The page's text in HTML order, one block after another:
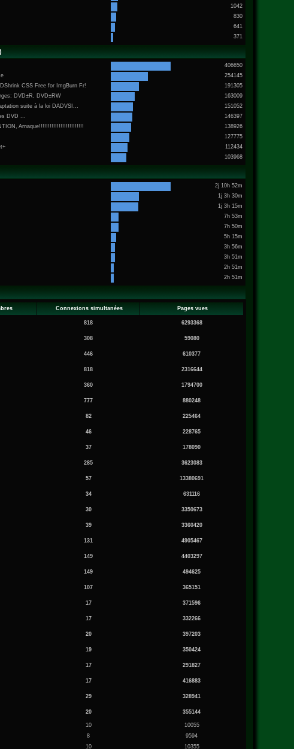
1042
830
641
371
406650
254145
CSS Free for ImgBurn Fr!
191305
DVD±R, DVD±RW
163009
suite à la loi DADVSI...
151052
DVD ...
146397
Arnaque!!!!!!!!!!!!!!!!!!!!!!!!!
138926
127775
112434
103968
2j 10h 52m
1j 3h 30m
1j 3h 15m
7h 53m
7h 50m
5h 15m
3h 56m
3h 51m
2h 51m
2h 51m
Connexions simultanées Pages vues
818 6293368
308 59080
446 610377
818 2316644
360 1794700
777 880248
82 225464
46 228765
37 178090
285 3623083
57 13380691
34 631116
30 3350673
39 3360420
131 4905467
149 4403297
149 494625
107 365151
17 371596
17 332266
20 397203
19 350424
17 291827
17 416883
29 328941
20 355144
10
10055
8
9594
10
10355